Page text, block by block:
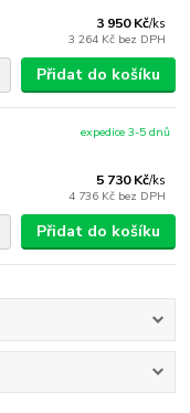
3 950 Kč/ks
3 264 Kč bez DPH
Přidat do košíku
5 730 Kč/ks
4 736 Kč bez DPH
expedice 3-5 dnů
Přidat do košíku